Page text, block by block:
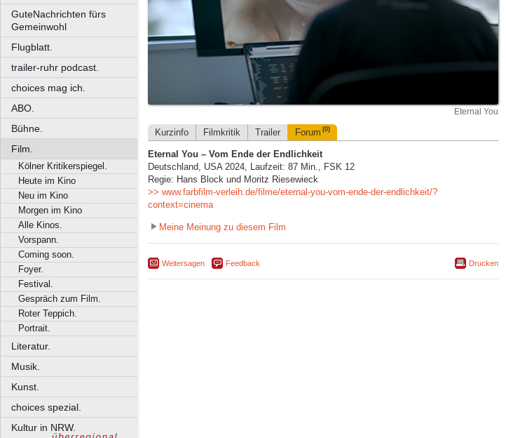
GuteNachrichten fürs
Gemeinwohl
Flugblatt.
trailer-ruhr podcast.
choices mag ich.
ABO.
Bühne.
Film.
Kölner Kritikerspiegel.
Heute im Kino
Neu im Kino
Morgen im Kino
Alle Kinos.
Vorspann.
Coming soon.
Foyer.
Festival.
Gespräch zum Film.
Roter Teppich.
Portrait.
Literatur.
Musik.
Kunst.
choices spezial.
Kultur in NRW.
Eternal You
Kurzinfo Filmkritik Trailer Forum (0)
Eternal You – Vom Ende der Endlichkeit
Deutschland, USA 2024, Laufzeit: 87 Min., FSK 12
Regie: Hans Block und Moritz Riesewieck
>> www.farbfilm-verleih.de/filme/eternal-you-vom-ende-der-endlichkeit/?
context=cinema
Meine Meinung zu diesem Film
Weitersagen Feedback Drucken